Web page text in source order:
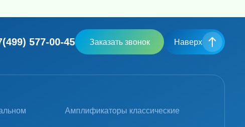
577-00-45 Заказать звонок Наверх
Амплификаторы классические